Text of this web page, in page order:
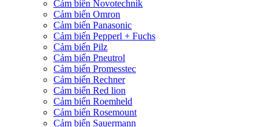
Cảm biến Novotechnik
Cảm biến Omron
Cảm biến Panasonic
Cảm biến Pepperl + Fuchs
Cảm biến Pilz
Cảm biến Pneutrol
Cảm biến Promesstec
Cảm biến Rechner
Cảm biến Red lion
Cảm biến Roemheld
Cảm biến Rosemount
Cảm biến Sauermann